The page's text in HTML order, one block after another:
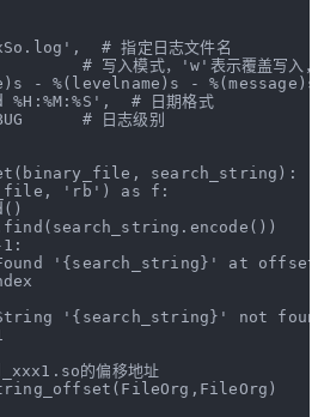
, # 指定日志文件名
# 写入模式，'w'表示覆盖写入
- %(levelname)s -
%H:%M:%S' , # 日期格式
# 日志级别
( binary_file, search_string ):
'rb' ) as f:
1 :
'{search_string}' at
'{search_string}' not
的偏移地址